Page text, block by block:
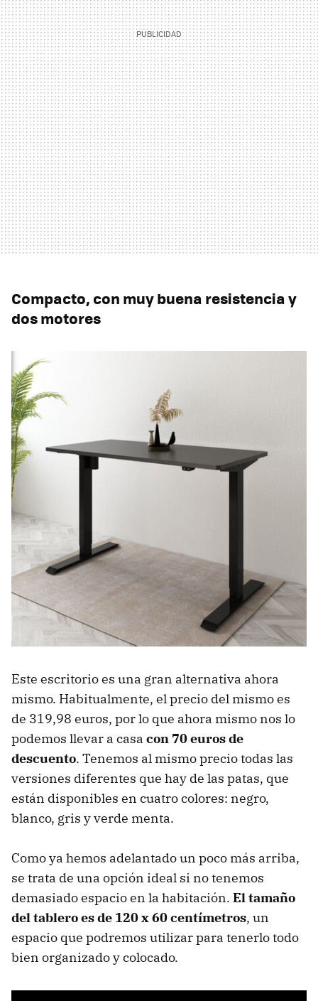
Compacto, con muy buena resistencia y
dos motores
Este escritorio es una gran alternativa ahora
mismo. Habitualmente, el precio del mismo es
de 319,98 euros, por lo que ahora mismo nos lo
podemos llevar a casa con 70 euros de
descuento. Tenemos al mismo precio todas las
versiones diferentes que hay de las patas, que
están disponibles en cuatro colores: negro,
blanco, gris y verde menta.
Como ya hemos adelantado un poco más arriba,
se trata de una opción ideal si no tenemos
demasiado espacio en la habitación. El tamaño
del tablero es de 120 x 60 centímetros, un
espacio que podremos utilizar para tenerlo todo
bien organizado y colocado.